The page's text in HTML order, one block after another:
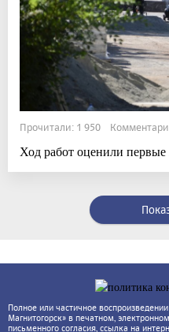
Прочитали: 1 950
Ход работ оценили первые
Полное или частичное
Магнитогорск» в печатном,
письменного согласия, ссылка на